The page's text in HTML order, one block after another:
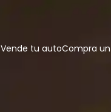
Vende tu autoCompra